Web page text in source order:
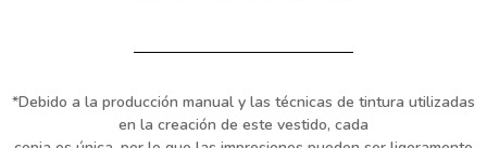
*Debido a la producción manual y las técnicas de tintura utilizadas
en la creación de este vestido, cada